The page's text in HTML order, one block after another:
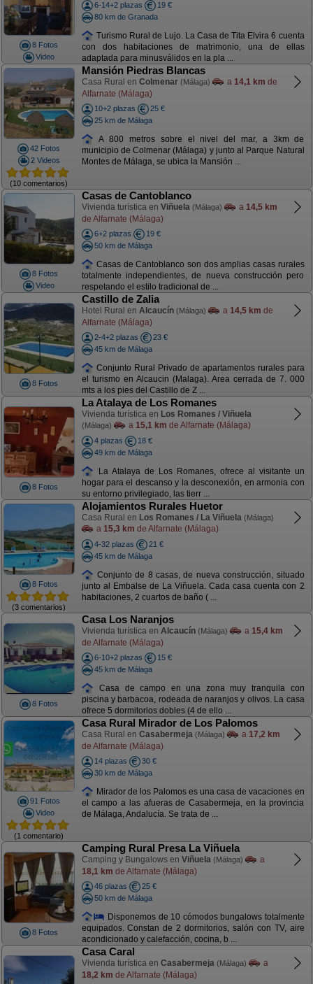
8 Fotos
Video
6-14+2 plazas
19 €
80 km de Granada
Turismo Rural de Lujo. La Casa de Tita Elvira 6 cuenta
con dos habitaciones de matrimonio, una de ellas
adaptada para minusválidos en la pla ...
42 Fotos
2 Videos
(10 comentarios)
Mansión Piedras Blancas
Casa Rural en Colmenar (Málaga) a 14,1 km de
Alfarnate (Málaga)
10+2 plazas
25 €
25 km de Málaga
A 800 metros sobre el nivel del mar, a 3km de
municipio de Colmenar (Málaga) y junto al Parque Natural
Montes de Málaga, se ubica la Mansión ...
8 Fotos
Video
Casas de Cantoblanco
Vivienda turística en Viñuela (Málaga) a 14,5 km
de Alfarnate (Málaga)
6+2 plazas
19 €
50 km de Málaga
Casas de Cantoblanco son dos amplias casas rurales
totalmente independientes, de nueva construcción pero
respetando el estilo tradicional de ...
8 Fotos
Castillo de Zalia
Hotel Rural en Alcaucín (Málaga) a 14,5 km de
Alfarnate (Málaga)
2-4+2 plazas
23 €
45 km de Málaga
Conjunto Rural Privado de apartamentos rurales para
el turismo en Alcaucin (Malaga). Area cerrada de 7. 000
mts a los pies del Castillo de Z ...
8 Fotos
La Atalaya de Los Romanes
Vivienda turística en Los Romanes / Viñuela
(Málaga) a 15,1 km de Alfarnate (Málaga)
4 plazas
18 €
49 km de Málaga
La Atalaya de Los Romanes, ofrece al visitante un
hogar para el descanso y la desconexión, en armonia con
su entorno privilegiado, las tierr ...
8 Fotos
(3 comentarios)
Alojamientos Rurales Huetor
Casa Rural en Los Romanes / La Viñuela (Málaga)
a 15,3 km de Alfarnate (Málaga)
4-32 plazas
21 €
45 km de Málaga
Conjunto de 8 casas, de nueva construcción, situado
junto al Embalse de La Viñuela. Cada casa cuenta con 2
habitaciones, 2 cuartos de baño ( ...
8 Fotos
Casa Los Naranjos
Vivienda turística en Alcaucín (Málaga) a 15,4 km
de Alfarnate (Málaga)
6-10+2 plazas
15 €
45 km de Málaga
Casa de campo en una zona muy tranquila con
piscina y barbacoa, rodeada de naranjos y olivos. La casa
ofrece 5 dormitorios dobles (4 de ello ...
91 Fotos
Video
(1 comentario)
Casa Rural Mirador de Los Palomos
Casa Rural en Casabermeja (Málaga) a 17,2 km
de Alfarnate (Málaga)
14 plazas
30 €
30 km de Málaga
Mirador de los Palomos es una casa de vacaciones en
el campo a las afueras de Casabermeja, en la provincia
de Málaga, Andalucía. Se trata de ...
8 Fotos
Camping Rural Presa La Viñuela
Camping y Bungalows en Viñuela (Málaga)
a
18,1 km de Alfarnate (Málaga)
46 plazas
25 €
50 km de Málaga
Disponemos de 10 cómodos bungalows totalmente
equipados. Constan de 2 dormitorios, salón con TV, aire
acondicionado y calefacción, cocina, b ...
Casa Caral
Vivienda turística en Casabermeja (Málaga)
a
18,2 km de Alfarnate (Málaga)